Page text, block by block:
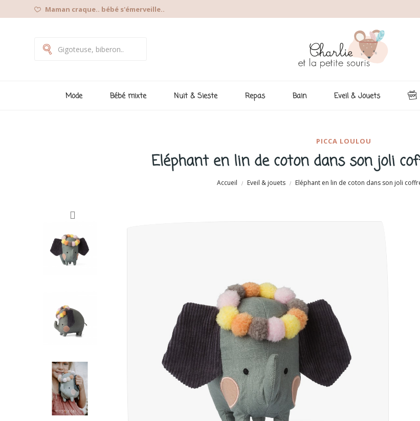
Maman craque.. bébé s'émerveille..
Mode Bébé mixte Nuit & Sieste Repas Bain Eveil & Jouets
PICCA LOULOU
Eléphant en lin de coton dans son joli
Accueil Eveil & jouets Eléphant en lin de coton dans son joli